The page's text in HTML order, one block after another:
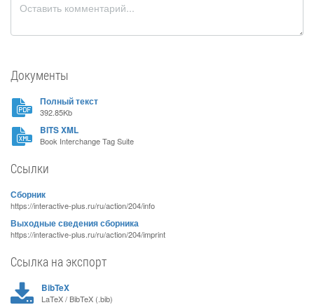
Документы
Полный текст
392.85Kb
BITS XML
Book Interchange Tag Suite
Ссылки
Сборник
https://interactive-plus.ru/ru/action/204/info
Выходные сведения сборника
https://interactive-plus.ru/ru/action/204/imprint
Ссылка на экспорт
BibTeX
LaTeX / BibTeX (.bib)